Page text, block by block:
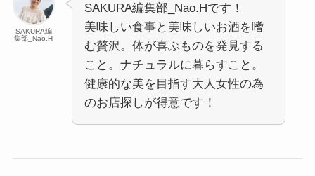
SAKURA編
集部_Nao.H
SAKURA編集部_Nao.Hです！
美味しい食事と美味しいお酒を嗜
む贅沢。体が喜ぶものを発見する
こと。ナチュラルに暮らすこと。
健康的な美を目指す大人女性の為
のお店探しが得意です！